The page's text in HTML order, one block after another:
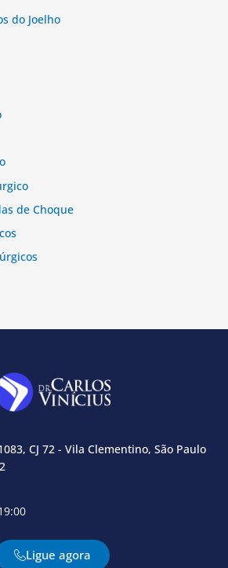
do Joelho
de Choque
CJ 72 - Vila Clementino, São Paulo
Ligue agora